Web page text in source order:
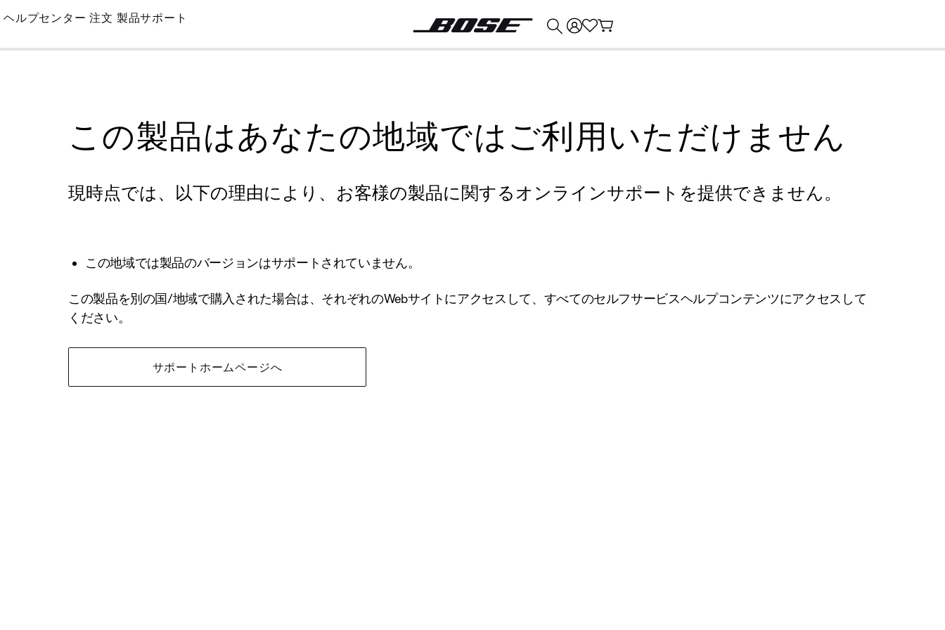
Skip
Main
ヘルプセンター 注文 製品サポート
この製品はあなたの地域ではご利用いただけません
現時点では、以下の理由により、お客様の製品に関するオンラインサポートを提供できません。
この地域では製品のバージョンはサポートされていません。
この製品を別の国/地域で購入された場合は、それぞれのWebサイトにアクセスして、すべてのセルフサービスヘルプコンテンツにアクセスして
ください。
サポートホームページへ